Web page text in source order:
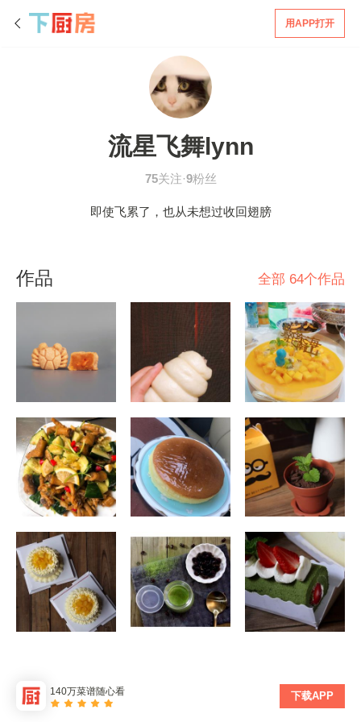
用APP打开
流星飞舞lynn
75关注·9粉丝
即使飞累了，也从未想过收回翅膀
作品 全部 64个作品
140万菜谱随心看 下载APP